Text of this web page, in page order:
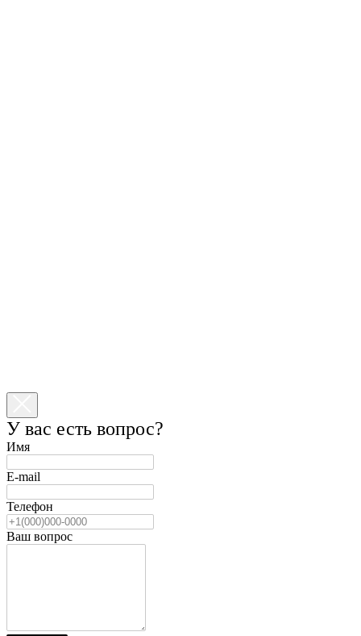
У вас есть вопрос?
Имя
E-mail
Телефон
Ваш вопрос